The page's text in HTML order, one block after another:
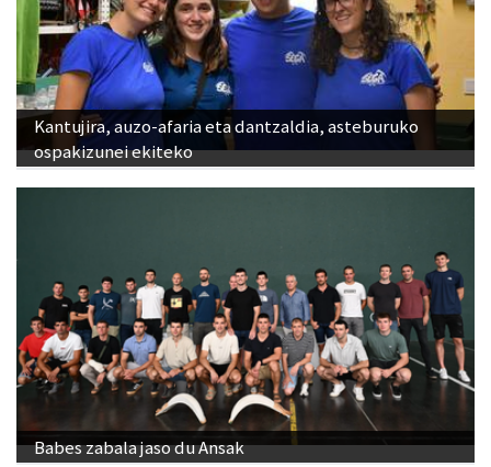
Kantujira, auzo-afaria eta dantzaldia, asteburuko
ospakizunei ekiteko
Babes zabala jaso du Ansak